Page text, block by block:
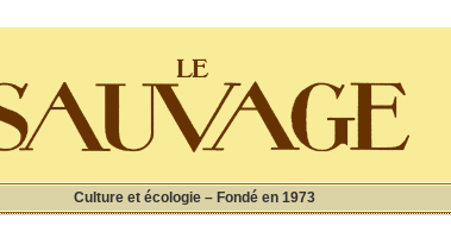
Culture et écologie – Fondé en 1973